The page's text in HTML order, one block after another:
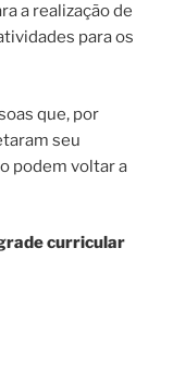
a realização de
para os
que, por
seu
podem voltar a
curricular